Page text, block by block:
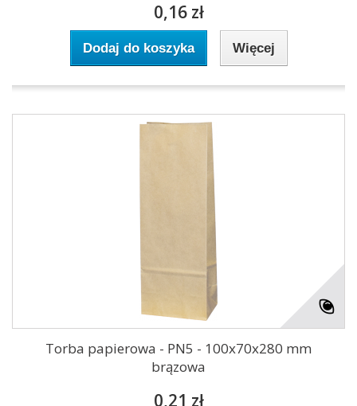
0,16 zł
Dodaj do koszyka Więcej
Torba papierowa - PN5 - 100x70x280 mm
brązowa
0,21 zł